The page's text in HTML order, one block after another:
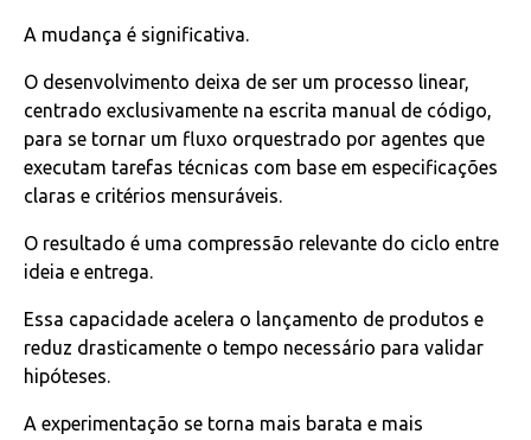
A mudança é significativa.
O desenvolvimento deixa de ser um processo linear,
centrado exclusivamente na escrita manual de código,
para se tornar um fluxo orquestrado por agentes que
executam tarefas técnicas com base em especificações
claras e critérios mensuráveis.
O resultado é uma compressão relevante do ciclo entre
ideia e entrega.
Essa capacidade acelera o lançamento de produtos e
reduz drasticamente o tempo necessário para validar
hipóteses.
A experimentação se torna mais barata e mais